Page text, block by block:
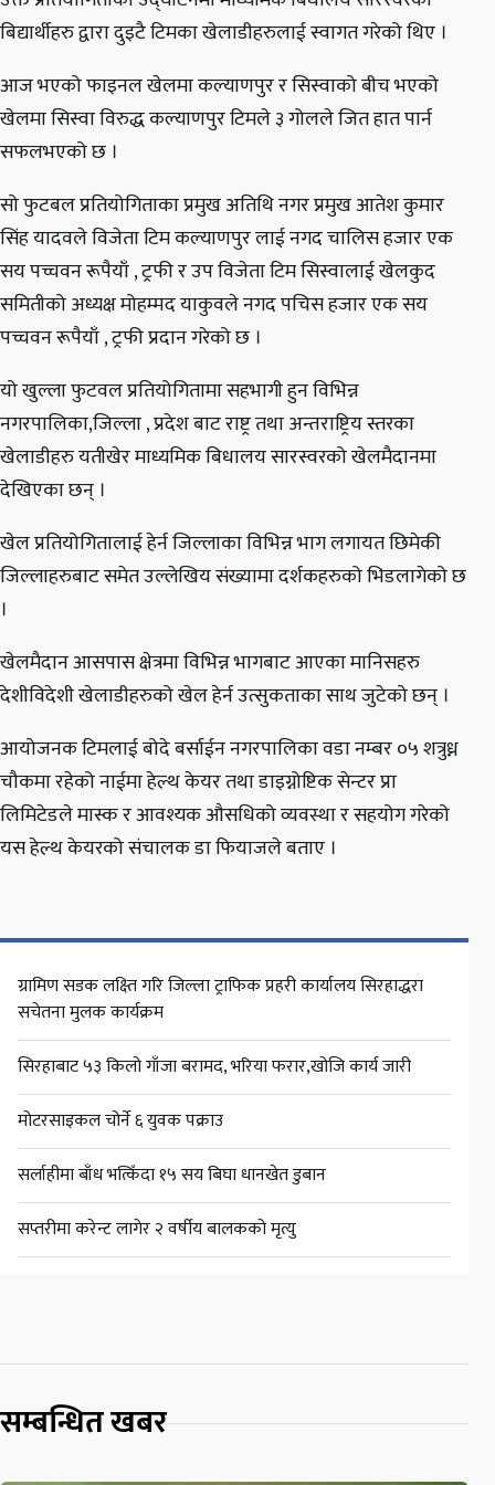
बिद्यार्थीहरु द्वारा दुइटै टिमका खेलाडीहरुलाई स्वागत गरेको थिए ।
आज भएको फाइनल खेलमा कल्याणपुर र सिस्वाको बीच भएको
खेलमा सिस्वा विरुद्ध कल्याणपुर टिमले ३ गोलले जित हात पार्न
सफलभएको छ ।
सो फुटबल प्रतियोगिताका प्रमुख अतिथि नगर प्रमुख आतेश कुमार
सिंह यादवले विजेता टिम कल्याणपुर लाई नगद चालिस हजार एक
सय पच्चवन रूपैयाँ , ट्रफी र उप विजेता टिम सिस्वालाई खेलकुद
समितीको अध्यक्ष मोहम्मद याकुवले नगद पचिस हजार एक सय
पच्चवन रूपैयाँ , ट्रफी प्रदान गरेको छ ।
यो खुल्ला फुटवल प्रतियोगितामा सहभागी हुन विभिन्न
नगरपालिका,जिल्ला , प्रदेश बाट राष्ट्र तथा अन्तराष्ट्रिय स्तरका
खेलाडीहरु यतीखेर माध्यमिक बिधालय सारस्वरको खेलमैदानमा
देखिएका छन् ।
खेल प्रतियोगितालाई हेर्न जिल्लाका विभिन्न भाग लगायत छिमेकी
जिल्लाहरुबाट समेत उल्लेखिय संख्यामा दर्शकहरुको भिडलागेको छ
।
खेलमैदान आसपास क्षेत्रमा विभिन्न भागबाट आएका मानिसहरु
देशीविदेशी खेलाडीहरुको खेल हेर्न उत्सुकताका साथ जुटेको छन् ।
आयोजनक टिमलाई बोदे बर्साईन नगरपालिका वडा नम्बर ०५ शत्रुध्न
चौकमा रहेको नाईमा हेल्थ केयर तथा डाइग्नोष्टिक सेन्टर प्रा
लिमिटेडले मास्क र आवश्यक औसधिको व्यवस्था र सहयोग गरेको
यस हेल्थ केयरको संचालक डा फियाजले बताए ।
ग्रामिण सडक लक्ष्ति गरि जिल्ला ट्राफिक प्रहरी कार्यालय सिरहाद्धरा
सचेतना मुलक कार्यक्रम
सिरहाबाट ५३ किलो गाँजा बरामद, भरिया फरार,खोजि कार्य जारी
मोटरसाइकल चोर्ने ६ युवक पक्राउ
सर्लाहीमा बाँध भत्किँदा १५ सय बिघा धानखेत डुबान
सप्तरीमा करेन्ट लागेर २ वर्षीय बालकको मृत्यु
सम्बन्धित खबर